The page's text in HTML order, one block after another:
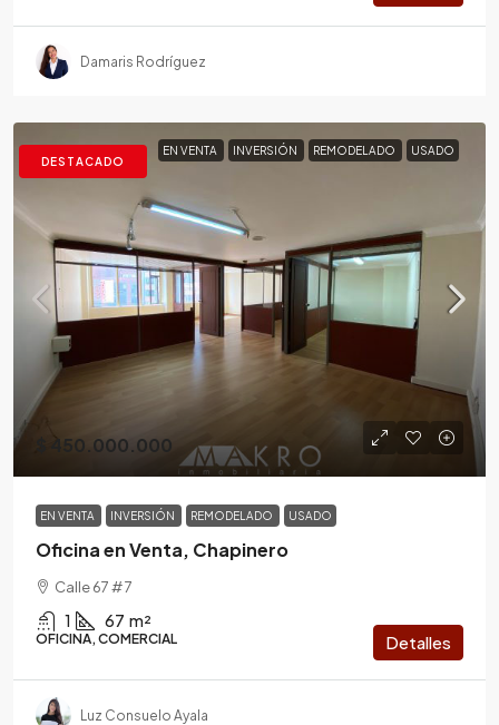
Damaris Rodríguez
DESTACADO
EN VENTA INVERSIÓN REMODELADO USADO
$ 450.000.000
EN VENTA INVERSIÓN REMODELADO USADO
Oficina en Venta, Chapinero
Calle 67 # 7
1 67 m²
OFICINA, COMERCIAL Detalles
Luz Consuelo Ayala